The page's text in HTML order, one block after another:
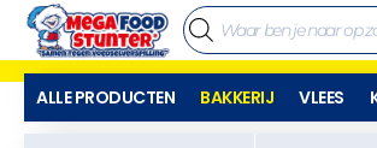
ALLE PRODUCTEN BAKKERIJ VLEES